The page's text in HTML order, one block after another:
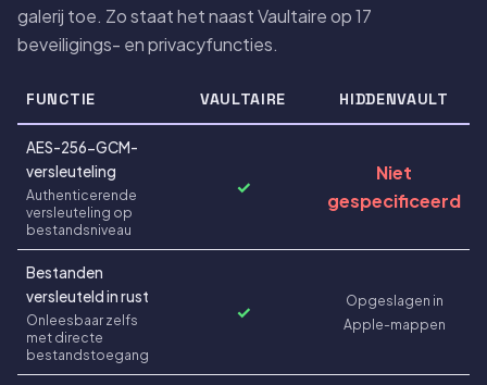
galerij toe. Zo staat het naast Vaultaire op 17
beveiligings- en privacyfuncties.
FUNCTIE VAULTAIRE HIDDENVAULT
AES-256-GCM-
versleuteling
Authenticerende
versleuteling op
bestandsniveau
✓
Niet
gespecificeerd
Bestanden
versleuteld in rust
Onleesbaar zelfs
met directe
bestandstoegang
✓
Opgeslagen in
Apple-mappen